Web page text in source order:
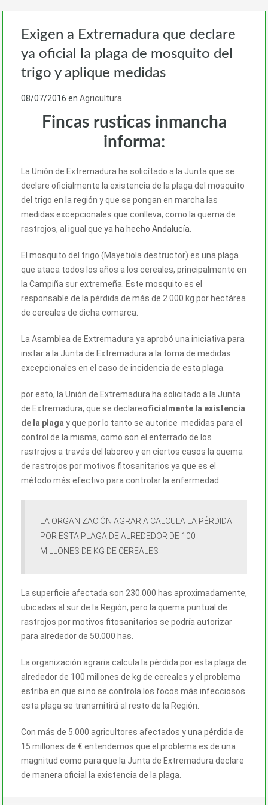
Exigen a Extremadura que declare
ya oficial la plaga de mosquito del
trigo y aplique medidas
08/07/2016 en Agricultura
Fincas rusticas inmancha
informa:
La Unión de Extremadura ha solicítado a la Junta que se
declare oficialmente la existencia de la plaga del mosquito
del trigo en la región y que se pongan en marcha las
medidas excepcionales que conlleva, como la quema de
rastrojos, al igual que ya ha hecho Andalucía
El mosquito del trigo (Mayetiola destructor) es una plaga
que ataca todos los años a los cereales, principalmente en
la Campiña sur extremeña. Este mosquito es el
responsable de la pérdida de más de 2.000 kg por hectárea
de cereales de dicha comarca.
La Asamblea de Extremadura ya aprobó una iniciativa para
instar a la Junta de Extremadura a la toma de medidas
excepcionales en el caso de incidencia de esta plaga.
por esto, la Unión de Extremadura ha solicitado a la Junta
de Extremadura, que se declareoficialmente la existencia
de la plaga y que por lo tanto se autorice medidas para el
control de la misma, como son el enterrado de los
rastrojos a través del laboreo y en ciertos casos la quema
de rastrojos por motivos fitosanitarios ya que es el
método más efectivo para controlar la enfermedad.
LA ORGANIZACIÓN AGRARIA CALCULA LA PÉRDIDA
POR ESTA PLAGA DE ALREDEDOR DE 100
MILLONES DE KG DE CEREALES
La superficie afectada son 230.000 has aproximadamente,
ubicadas al sur de la Región, pero la quema puntual de
rastrojos por motivos fitosanitarios se podría autorizar
para alrededor de 50.000 has.
La organización agraria calcula la pérdida por esta plaga de
alrededor de 100 millones de kg de cereales y el problema
estriba en que si no se controla los focos más infecciosos
esta plaga se transmitirá al resto de la Región.
Con más de 5.000 agricultores afectados y una pérdida de
15 millones de € entendemos que el problema es de una
magnitud como para que la Junta de Extremadura declare
de manera oficial la existencia de la plaga.